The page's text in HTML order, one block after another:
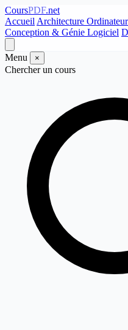
CoursPDF.net
Accueil Architecture
Conception & Génie Logiciel
Menu ×
Chercher un cours